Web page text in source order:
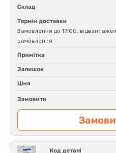
Склад
Термін доставки
Замовлення до 17:00,
замовлення
Примітка
Залишок
Ціна
Замовити
Код деталі